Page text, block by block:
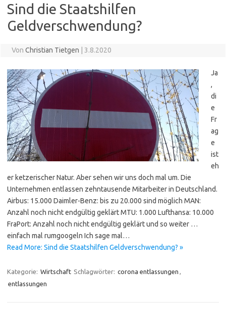
Sind die Staatshilfen
Geldverschwendung?
Von Christian Tietgen | 3.8.2020
Ja
,
di
e
Fr
ag
e
ist
eh
er ketzerischer Natur. Aber sehen wir uns doch mal um. Die
Unternehmen entlassen zehntausende Mitarbeiter in Deutschland.
Airbus: 15.000 Daimler-Benz: bis zu 20.000 sind möglich MAN:
Anzahl noch nicht endgültig geklärt MTU: 1.000 Lufthansa: 10.000
FraPort: Anzahl noch nicht endgültig geklärt und so weiter …
einfach mal rumgoogeln Ich sage mal…
Read More: Sind die Staatshilfen Geldverschwendung? »
Kategorie: Wirtschaft Schlagwörter: corona entlassungen
entlassungen